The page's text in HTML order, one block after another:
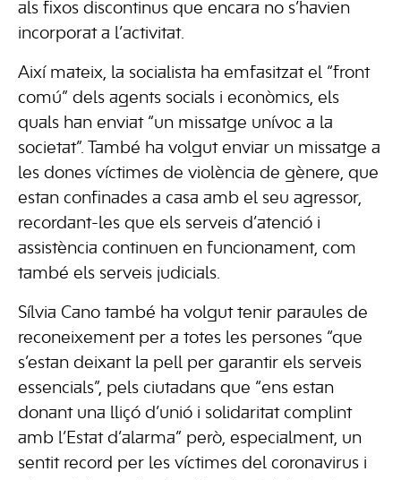
als fixos discontinus que encara no s’havien
incorporat a l’activitat.
Així mateix, la socialista ha emfasitzat el “front
comú” dels agents socials i econòmics, els
quals han enviat “un missatge unívoc a la
societat”. També ha volgut enviar un missatge a
les dones víctimes de violència de gènere, que
estan confinades a casa amb el seu agressor,
recordant-les que els serveis d’atenció i
assistència continuen en funcionament, com
també els serveis judicials.
Sílvia Cano també ha volgut tenir paraules de
reconeixement per a totes les persones “que
s’estan deixant la pell per garantir els serveis
essencials”, pels ciutadans que “ens estan
donant una lliçó d’unió i solidaritat complint
amb l’Estat d’alarma” però, especialment, un
sentit record per les víctimes del coronavirus i